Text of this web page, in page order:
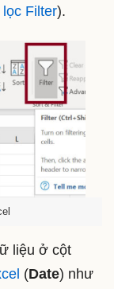
Filter).
liệu ở cột
(Date) như